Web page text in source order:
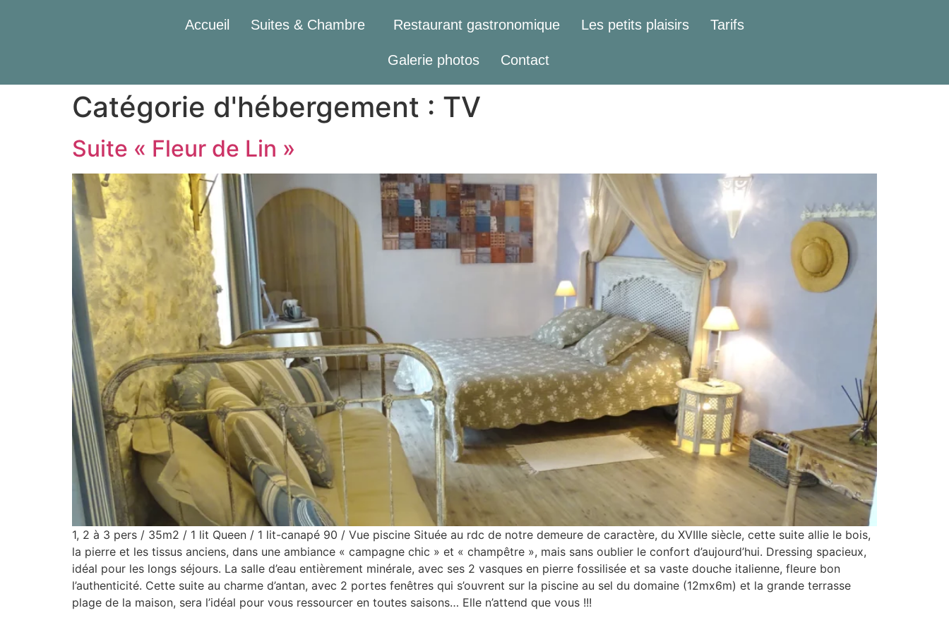
Accueil Suites & Chambre Restaurant gastronomique Les petits plaisirs Tarifs
Galerie photos Contact
Catégorie d'hébergement : TV
Suite « Fleur de Lin »
1, 2 à 3 pers / 35m2 / 1 lit Queen / 1 lit-canapé 90 / Vue piscine Située au rdc de notre demeure de caractère, du XVIIIe siècle, cette suite allie le bois,
la pierre et les tissus anciens, dans une ambiance « campagne chic » et « champêtre », mais sans oublier le confort d’aujourd’hui. Dressing spacieux,
idéal pour les longs séjours. La salle d’eau entièrement minérale, avec ses 2 vasques en pierre fossilisée et sa vaste douche italienne, fleure bon
l’authenticité. Cette suite au charme d’antan, avec 2 portes fenêtres qui s’ouvrent sur la piscine au sel du domaine (12mx6m) et la grande terrasse
plage de la maison, sera l’idéal pour vous ressourcer en toutes saisons… Elle n’attend que vous !!!